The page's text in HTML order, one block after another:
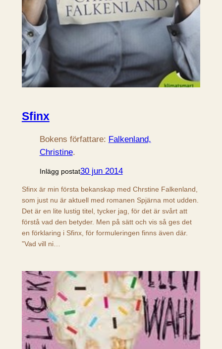
Sfinx
Bokens författare: Falkenland,
Christine.
Inlägg postat30 jun 2014
Sfinx är min första bekanskap med Chrstine Falkenland,
som just nu är aktuell med romanen Spjärna mot udden.
Det är en lite lustig titel, tycker jag, för det är svårt att
förstå vad den betyder. Men på sätt och vis så ges det
en förklaring i Sfinx, för formuleringen finns även där.
”Vad vill ni…